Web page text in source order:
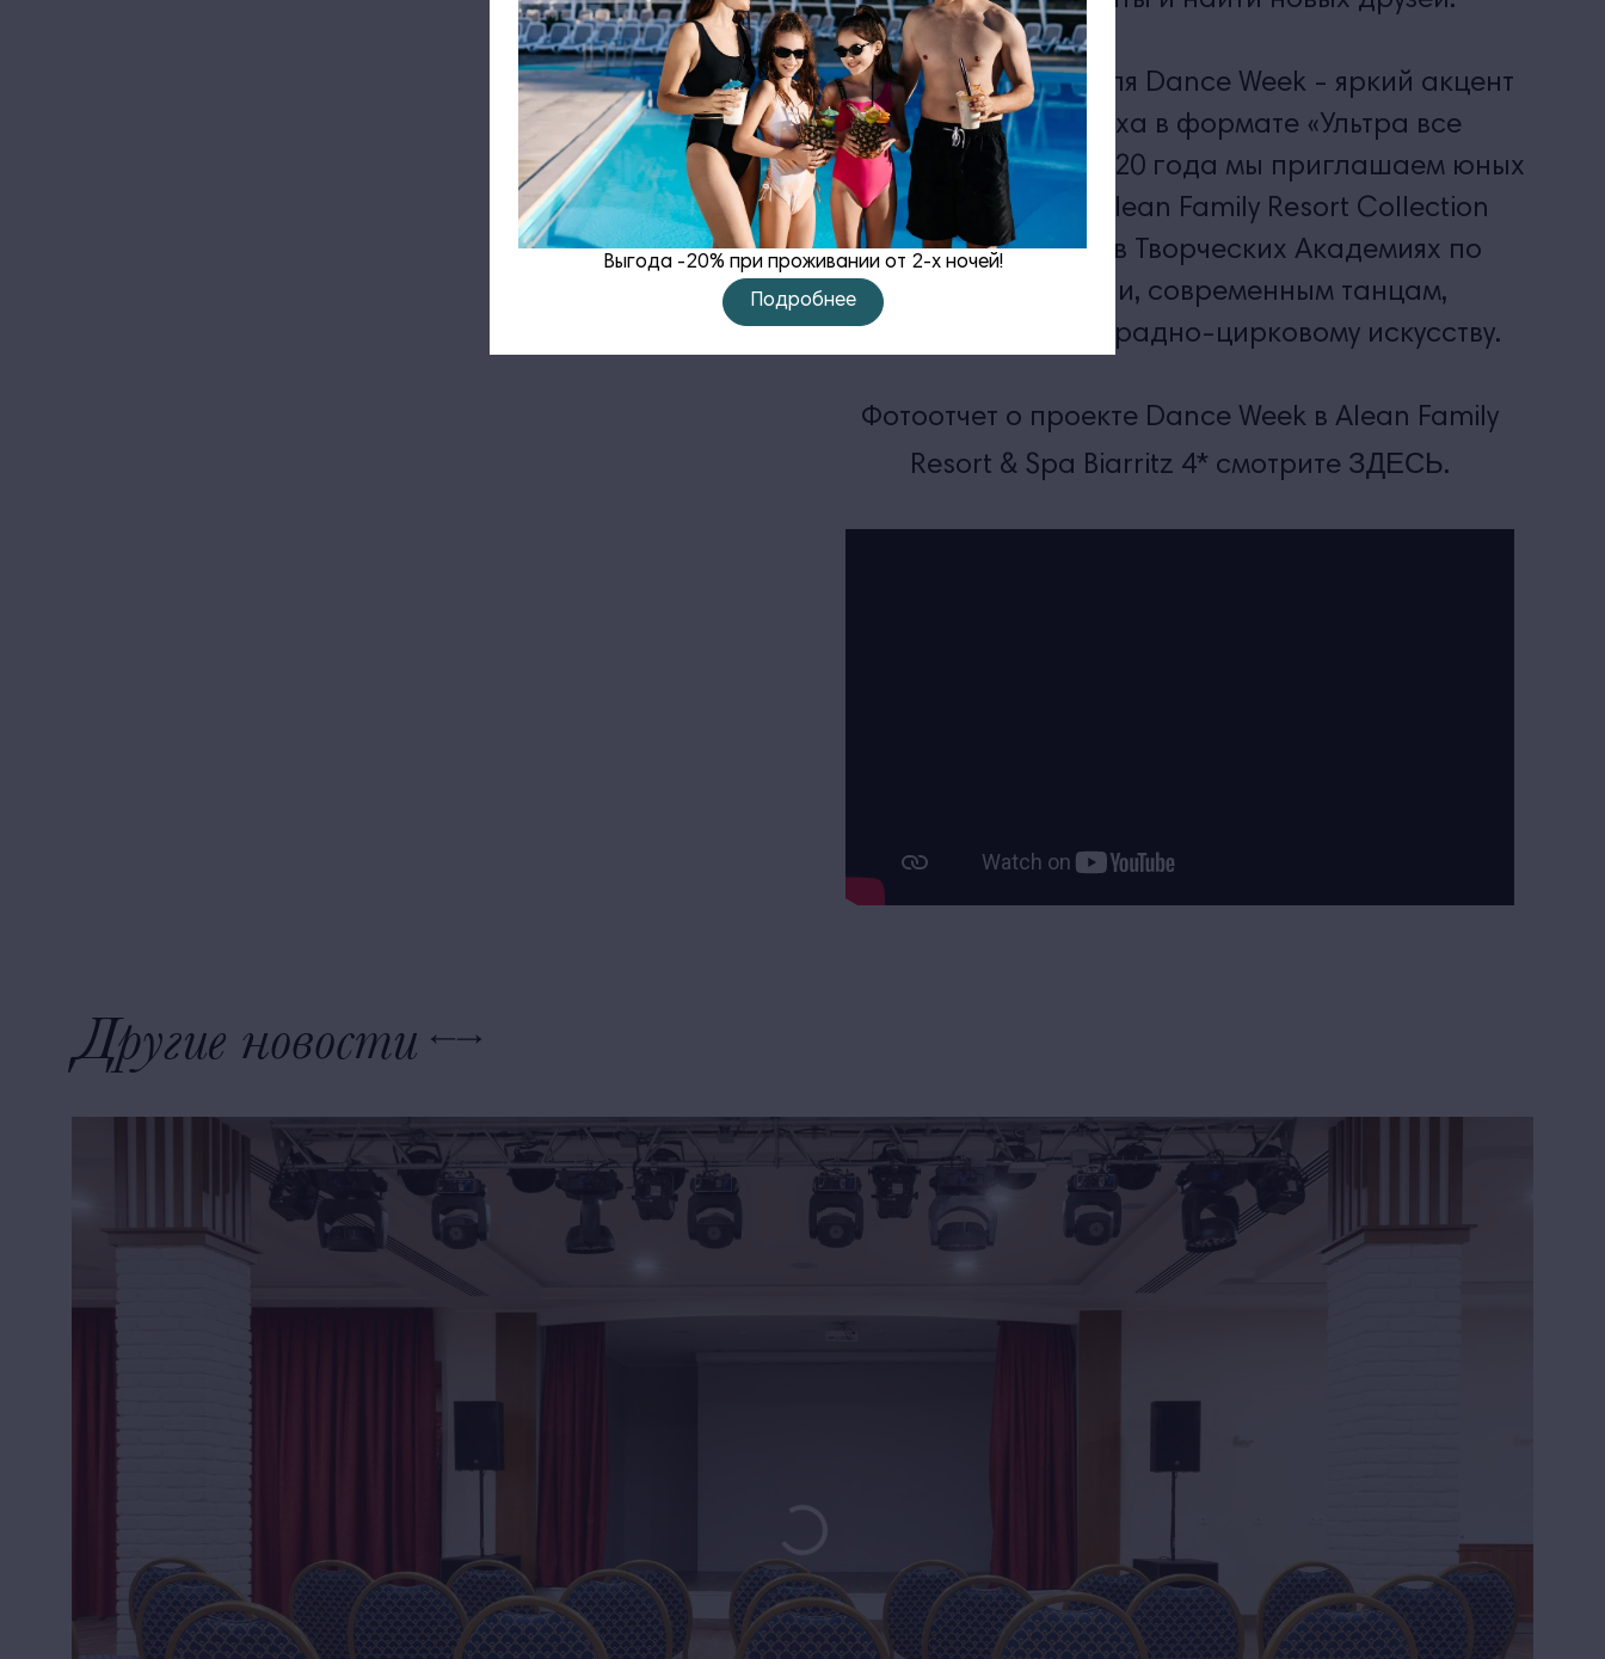
Танцевальная неделя Dance Week - яркий акцент
семейного отдыха в формате «Ультра все
включено». Летом 2020 года мы приглашаем юных
гостей курортов Alean Family Resort Collection
пройти обучение в Творческих Академиях по
мультипликации, современным танцам,
театральному и эстрадно-цирковому искусству.
Фотоотчет о проекте Dance Week в Alean Family
Resort & Spa Biarritz 4* смотрите ЗДЕСЬ.
Другие новости
Выгода -20% при проживании от 2-х ночей!
Подробнее